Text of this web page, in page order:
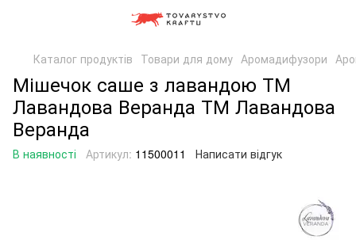
Каталог продуктів Товари для дому Аромадифузори
Мішечок саше з лавандою ТМ
Лавандова Веранда ТМ Лавандова
Веранда
В наявності Артикул: 11500011 Написати відгук